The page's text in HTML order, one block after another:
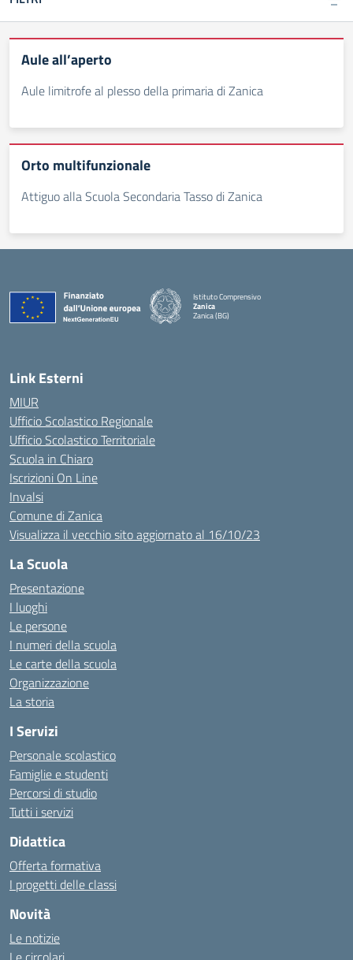
Aule all’aperto
Aule limitrofe al plesso della primaria di Zanica
Orto multifunzionale
Attiguo alla Scuola Secondaria Tasso di Zanica
Istituto Comprensivo
Zanica
Zanica (BG)
Link Esterni
MIUR
Ufficio Scolastico Regionale
Ufficio Scolastico Territoriale
Scuola in Chiaro
Iscrizioni On Line
Invalsi
Comune di Zanica
Visualizza il vecchio sito aggiornato al 16/10/23
La Scuola
Presentazione
I luoghi
Le persone
I numeri della scuola
Le carte della scuola
Organizzazione
La storia
I Servizi
Personale scolastico
Famiglie e studenti
Percorsi di studio
Tutti i servizi
Didattica
Offerta formativa
I progetti delle classi
Novità
Le notizie